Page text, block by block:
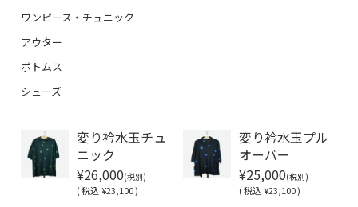
ワンピース・チュニック
アウター
ボトムス
シューズ
変り衿水玉チュ
ニック
¥26,000(税別)
(税込¥23,100 )
変り衿水玉プル
オーバー
¥25,000(税別)
(税込 ¥23,100 )